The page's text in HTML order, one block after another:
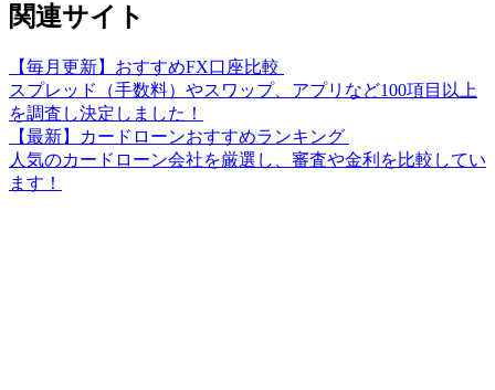
関連サイト
【毎月更新】おすすめFX口座比較
スプレッド（手数料）やスワップ、アプリなど100項目以上
を調査し決定しました！
【最新】カードローンおすすめランキング
人気のカードローン会社を厳選し、審査や金利を比較してい
ます！